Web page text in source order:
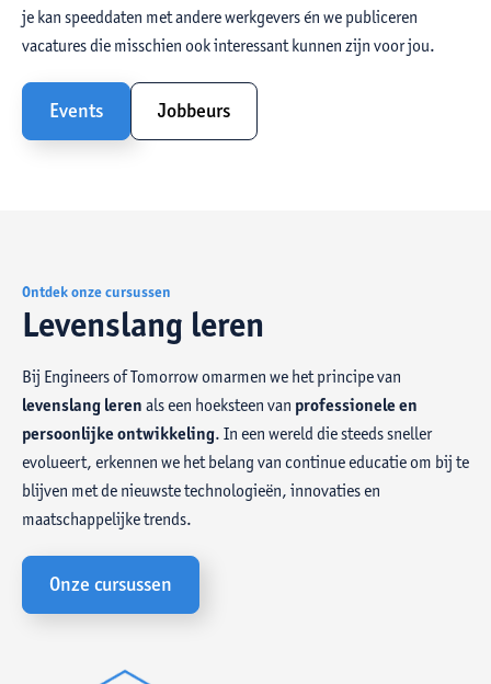
je kan speeddaten met andere werkgevers én we publiceren
vacatures die misschien ook interessant kunnen zijn voor jou.
Events Jobbeurs
Ontdek onze cursussen
Levenslang leren
Bij Engineers of Tomorrow omarmen we het principe van
levenslang leren als een hoeksteen van professionele en
persoonlijke ontwikkeling. In een wereld die steeds sneller
evolueert, erkennen we het belang van continue educatie om bij te
blijven met de nieuwste technologieën, innovaties en
maatschappelijke trends.
Onze cursussen